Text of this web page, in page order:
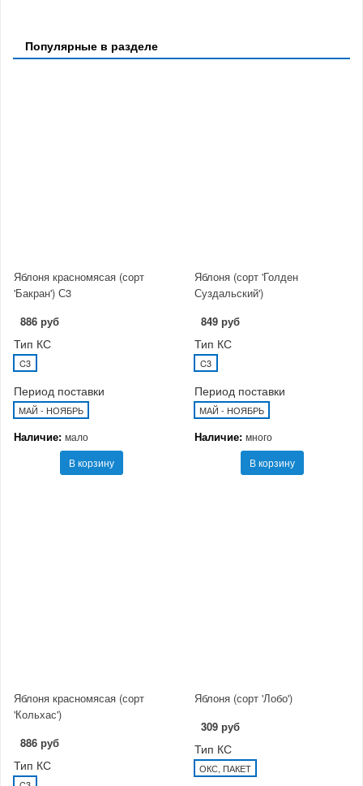
Популярные в разделе
Яблоня красномясая (сорт
'Бакран') С3
886 руб
Тип КС
C3
Период поставки
МАЙ - НОЯБРЬ
Наличие: мало
В корзину
Яблоня (сорт 'Голден
Суздальский')
849 руб
Тип КС
C3
Период поставки
МАЙ - НОЯБРЬ
Наличие: много
В корзину
Яблоня красномясая (сорт
'Кольхас')
886 руб
Тип КС
Яблоня (сорт 'Лобо')
309 руб
Тип КС
ОКС, ПАКЕТ